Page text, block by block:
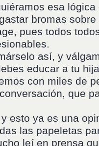
esa
bromas
pues todos
así, y
educar a tu
con miles de
que
esto ya es una
las papeletas
leí en prensa